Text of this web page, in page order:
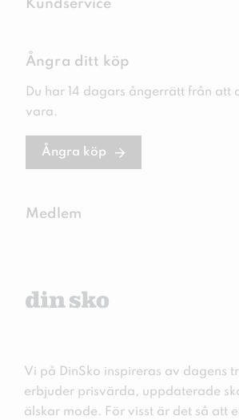
Kundservice
Ångra ditt köp
Du har 14 dagars ångerrätt från att
vara.
Ångra köp
Medlem
Vi på DinSko inspireras av dagens
erbjuder prisvärda, uppdaterade
älskar mode. För visst är det så att